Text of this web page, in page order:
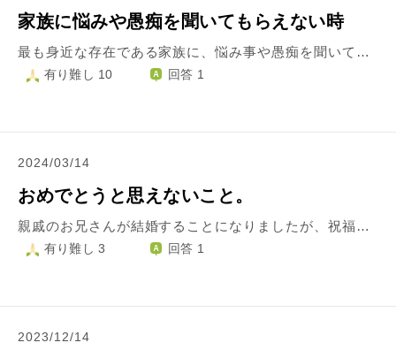
家族に悩みや愚痴を聞いてもらえない時
最も身近な存在である家族に、悩み事や愚痴を聞いてもらえないことに悩んでいます。 家族は皆優しく「無理しないで」「抱え込まないで」「頼って」と言ってくれますが、その割には「実は困ってることがあって」と話し始めると、別に強い言葉や汚い言葉を使っているわけでもないのに「フユの口からそういうの聞きたくない」と止められたり、間髪入れずに「じゃあ〇〇すれば？」「ここで色々言ってても解決しない」と切り捨てられたりしてしまいます。 その割には私相手には「職場に変な人がいて～」「またあのクソババアが話しかけてきて～」と愚痴をこぼしてきます。自分が言うのはいいけど私が言うのはダメみたいです（笑） タイミングを見計らって声をかけ、1～2分くらいで内容を簡潔にまとめてもダメです。 アドバイス自体が悪いとは全く思いませんが、「それは辛いね」「やばいじゃん！」みたいなリアクションが一切無く、私がほんの少し愚痴っぽくなっただけでも止める・茶化す（「なんかフユが怒ってる～」と笑われる）・切り捨てる等話を聞こうとする姿勢を取ってもらえないので時折悲しくなります。 体調不良などの「現実」であればちゃんと話を聞いてくれるのですがそれ以外はダメです。実母・夫・義母など、身近にいる家族全員が同じタイプなので、家族に悩みを打ち明けたり愚痴ったりするのは極力しないようにしています。 ただ、夫に対しては一緒に暮らす相手ということもあり、ついついぼやいてしまい「しょうもないこと考えててもしょうがないよ」と正論パンチで撃沈……ということを何度か繰り返しているので、いい加減期待するのはやめなければと思っている次第です。 家族は私に笑っていてほしい、楽しい話題を提供して欲しい気持ちが強いようで、ネガティブなことは口に出してほしくないようです。（誰しもそうだとは思いますが……） 私は全く明るい性格ではないのですが、家庭内では楽しい話題、共通の話題を見つけ、極力楽しい時間を過ごせるよう努めていますが、内心ではたまには悲しいことや苦しいことだって本当は聞いてほしいんだけどなあと思っています。 皆に変わってもらうことは難しいと思うので、家族への相談以外で気を晴らす方法を見つけたいのですが、何か良い案はありますでしょうか……？ 思いつくのは趣味に没頭する、ノートに気持ちを書きなぐる、通院先でだけ相談するぐらいです。
有り難し 10 回答 1
2024/03/14
おめでとうと思えないこと。
親戚のお兄さんが結婚することになりましたが、祝福することが出来ないです。 お兄さんのお母さんは 付き合うのはいいけれど、結婚して欲しくない。挨拶も靴を揃えることも出来ない人を選ばないで欲しい。本当は嫌。だけど、好きなうちは聞かないから仕方ない。 私(質問者)と仲良くしてくれれば、ちょっとは良くなるかな。 祖母は 結婚式に参加したくない と泣いて拒否していました。 結婚相手の女性に会ったことはないのですが、普段意地悪を言わない2人が そこまで嫌だということを聞いてしまうと お祝いの気持ちは持てないです。 2人は私にだけその話をするので、私以外はそのことを知らないため 私が祝福しない意地悪な人に見えているみたいなのも嫌ですが お祝いの気持ちが微塵もないのに結婚式に参列するのも嫌です。
有り難し 3 回答 1
2023/12/14